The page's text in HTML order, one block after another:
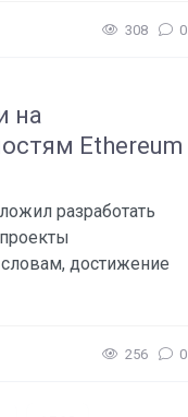
308 0
на
Ethereum
разработать
достижение
256 0